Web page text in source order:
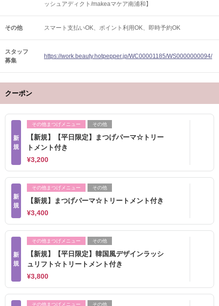
ッシュアディクト/makeaマケア南浦和】
その他 スマート支払いOK ポイント利用OK 即時予約OK
スタッフ
募集
https://work.beauty.hotpepper.jp/WC00001185/WS0000000094/
クーポン
新
規
その他まつげメニュー その他
【新規】【平日限定】まつげパーマ☆トリー
トメント付き
¥3,200
新
規
その他まつげメニュー その他
【新規】まつげパーマ☆トリートメント付き
¥3,400
新
規
その他まつげメニュー その他
【新規】【平日限定】韓国風デザインラッシ
ュリフト☆トリートメント付き
¥3,800
その他まつげメニュー その他